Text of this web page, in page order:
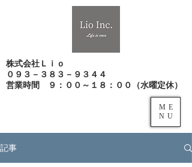
ME
NU
株式会社Ｌｉｏ
０９３－３８３－９３４４
​営業時間 ９：００～１８：００（水曜定休）
記事